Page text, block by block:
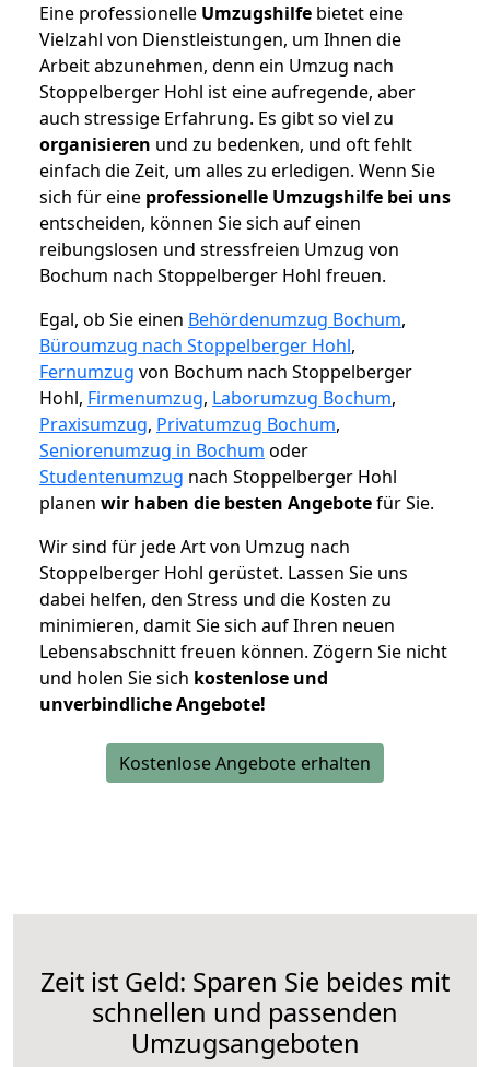
Eine professionelle Umzugshilfe bietet eine
Vielzahl von Dienstleistungen, um Ihnen die
Arbeit abzunehmen, denn ein Umzug nach
Stoppelberger Hohl ist eine aufregende, aber
auch stressige Erfahrung. Es gibt so viel zu
organisieren und zu bedenken, und oft fehlt
einfach die Zeit, um alles zu erledigen. Wenn Sie
sich für eine professionelle Umzugshilfe bei uns
entscheiden, können Sie sich auf einen
reibungslosen und stressfreien Umzug von
Bochum nach Stoppelberger Hohl freuen.
Egal, ob Sie einen Behördenumzug Bochum,
Büroumzug nach Stoppelberger Hohl,
Fernumzug von Bochum nach Stoppelberger
Hohl, Firmenumzug, Laborumzug Bochum,
Praxisumzug, Privatumzug Bochum,
Seniorenumzug in Bochum oder
Studentenumzug nach Stoppelberger Hohl
planen wir haben die besten Angebotefür Sie.
Wir sind für jede Art von Umzug nach
Stoppelberger Hohl gerüstet. Lassen Sie uns
dabei helfen, den Stress und die Kosten zu
minimieren, damit Sie sich auf Ihren neuen
Lebensabschnitt freuen können. Zögern Sie nicht
und holen Sie sich kostenlose und
unverbindliche Angebote!
Kostenlose Angebote erhalten
Zeit ist Geld: Sparen Sie beides mit
schnellen und passenden
Umzugsangeboten